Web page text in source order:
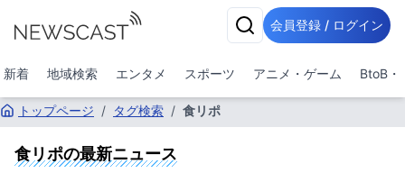
会員登録 / ログイン
新着 地域検索 エンタメ スポーツ アニメ・ゲーム BtoB・
トップページ / タグ検索 / 食リポ
食リポの最新ニュース